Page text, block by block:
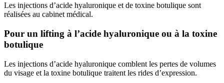
Les injections d’acide hyaluronique et de toxine botulique sont
réalisées au cabinet médical.
Pour un lifting à l’acide hyaluronique ou à la toxine
botulique
Les injections d’acide hyaluronique comblent les pertes de volumes
du visage et la toxine botulique traitent les rides d’expression.